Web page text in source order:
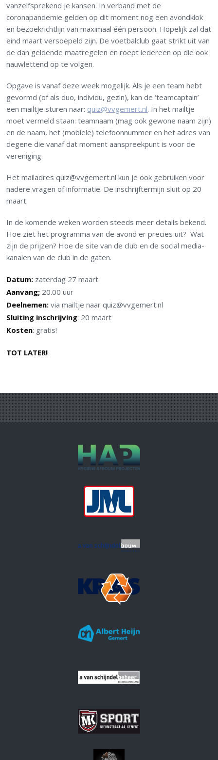
vanzelfsprekend je kansen. In verband met de
coronapandemie gelden op dit moment nog een avondklok
en bezoekrichtlijn van maximaal één persoon. Hopelijk zal dat
eind maart versoepeld zijn. De voetbalclub gaat strikt uit van
de dan geldende maatregelen en roept iedereen op die ook
nauwlettend op te volgen.
Opgave is vanaf deze week mogelijk. Als je een team hebt
gevormd (of als duo, individu, gezin), kan de ‘teamcaptain’
een mailtje sturen naar: quiz@vvgemert.nl. In het mailtje
moet vermeld staan: teamnaam (mag ook gewone naam zijn)
en de naam, het (mobiele) telefoonnummer en het adres van
degene die vanaf dat moment aanspreekpunt is voor de
vereniging.
Het mailadres quiz@vvgemert.nl kun je ook gebruiken voor
nadere vragen of informatie. De inschrijftermijn sluit op 20
maart.
In de komende weken worden steeds meer details bekend.
Hoe ziet het programma van de avond er precies uit? Wat
zijn de prijzen? Hoe de site van de cluben de social media-
kanalen van de club in de gaten.
Datum: zaterdag 27 maart
Aanvang; 20.00 uur
Deelnemen: via mailtje naar quiz@vvgemert.nl
Sluiting inschrijving: 20 maart
Kosten: gratis!
TOT LATER!